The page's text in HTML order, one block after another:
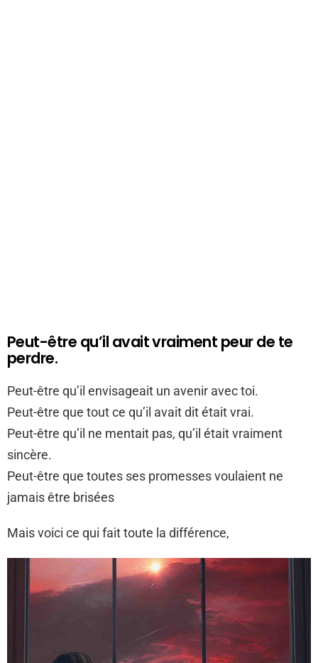
Peut-être qu’il avait vraiment peur de te
perdre.
Peut-être qu’il envisageait un avenir avec toi.
Peut-être que tout ce qu’il avait dit était vrai.
Peut-être qu’il ne mentait pas, qu’il était vraiment
sincère.
Peut-être que toutes ses promesses voulaient ne
jamais être brisées
Mais voici ce qui fait toute la différence,